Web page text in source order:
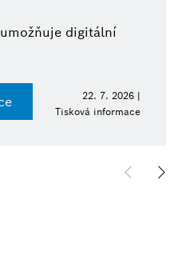
digitální
22. 7. 2026 |
Tisková informace